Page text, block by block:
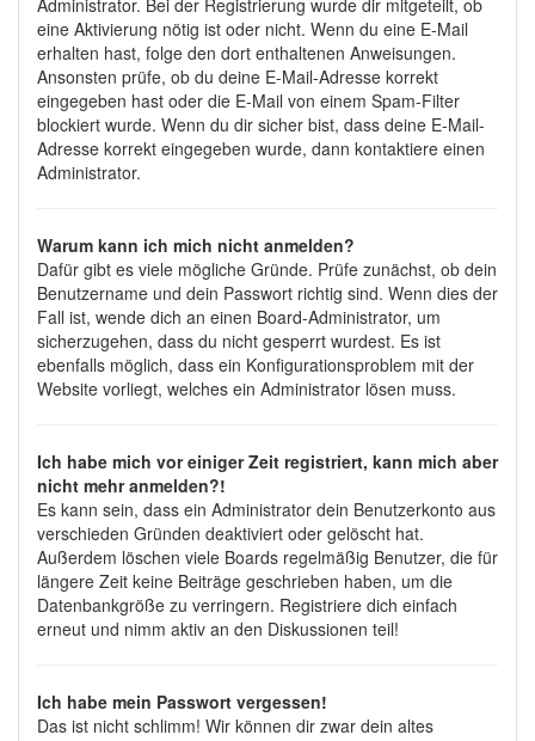
Administrator. Bei der Registrierung wurde dir mitgeteilt, ob
eine Aktivierung nötig ist oder nicht. Wenn du eine E-Mail
erhalten hast, folge den dort enthaltenen Anweisungen.
Ansonsten prüfe, ob du deine E-Mail-Adresse korrekt
eingegeben hast oder die E-Mail von einem Spam-Filter
blockiert wurde. Wenn du dir sicher bist, dass deine E-Mail-
Adresse korrekt eingegeben wurde, dann kontaktiere einen
Administrator.
Warum kann ich mich nicht anmelden?
Dafür gibt es viele mögliche Gründe. Prüfe zunächst, ob dein
Benutzername und dein Passwort richtig sind. Wenn dies der
Fall ist, wende dich an einen Board-Administrator, um
sicherzugehen, dass du nicht gesperrt wurdest. Es ist
ebenfalls möglich, dass ein Konfigurationsproblem mit der
Website vorliegt, welches ein Administrator lösen muss.
Ich habe mich vor einiger Zeit registriert, kann mich aber
nicht mehr anmelden?!
Es kann sein, dass ein Administrator dein Benutzerkonto aus
verschieden Gründen deaktiviert oder gelöscht hat.
Außerdem löschen viele Boards regelmäßig Benutzer, die für
längere Zeit keine Beiträge geschrieben haben, um die
Datenbankgröße zu verringern. Registriere dich einfach
erneut und nimm aktiv an den Diskussionen teil!
Ich habe mein Passwort vergessen!
Das ist nicht schlimm! Wir können dir zwar dein altes